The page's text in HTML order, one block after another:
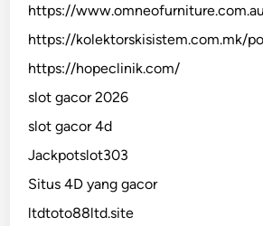
https://
https://kolektorskisistem.com.mk/
https://hopeclinik.com/
slot gacor 2026
slot gacor 4d
Jackpotslot303
Situs 4D yang gacor
ltdtoto88ltd.site